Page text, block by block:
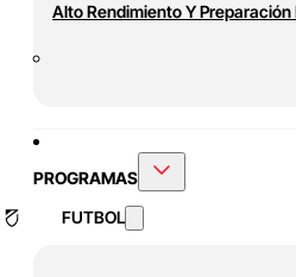
Alto Rendimiento Y Preparación
PROGRAMAS
FUTBOL